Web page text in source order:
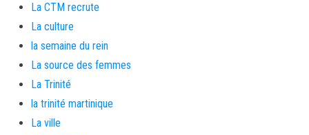
La CTM recrute
La culture
la semaine du rein
La source des femmes
La Trinité
la trinité martinique
La ville